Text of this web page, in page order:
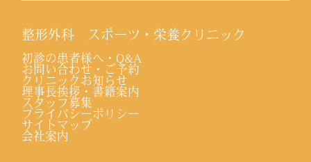
整形外科 スポーツ・栄養クリニック
初診の患者様へ・Q&A
お問い合わせ・ご予約
クリニックお知らせ
理事長挨拶・書籍案内
スタッフ募集
プライバシーポリシー
サイトマップ
会社案内